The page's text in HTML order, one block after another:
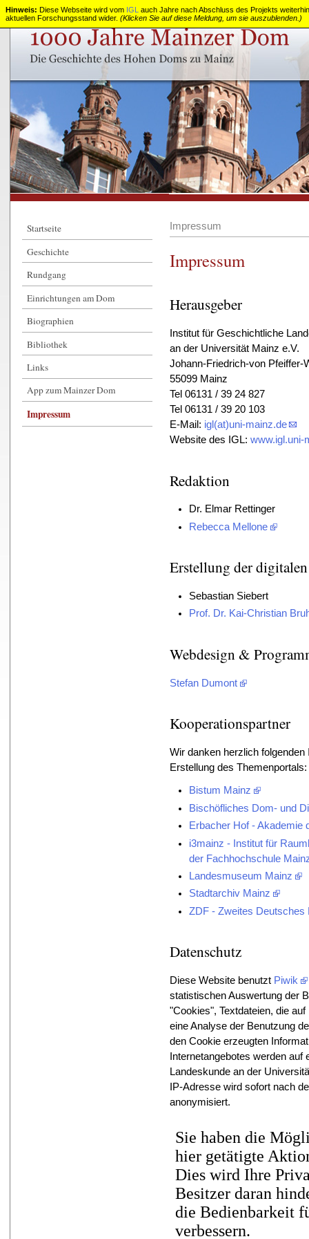
1000
Jahre
Mainzer
Dom
Startseite
Geschichte
Rundgang
Einrichtungen am Dom
Biographien
Bibliothek
Links
App zum Mainzer Dom
Impressum
Impressum
Impressum
Herausgeber
Institut für Geschichtliche
an der Universität Mainz e.V.
Johann-Friedrich-von Pfeiffer-
55099 Mainz
Tel 06131 / 39 24 827
Tel 06131 / 39 20 103
E-Mail: igl(at)uni-mainz.de
Website des IGL:www.igl.uni-
Redaktion
Dr. Elmar Rettinger
Rebecca Mellone
Erstellung der
Sebastian Siebert
Prof. Dr. Kai-Christian
Webdesign &
Stefan Dumont
Kooperationspartner
Wir danken herzlich
Erstellung des Themenportals:
Bistum Mainz
Bischöfliches Dom- und
Erbacher Hof - Akademie
i3mainz - Institut für
der Fachhochschule
Landesmuseum Mainz
Stadtarchiv Mainz
ZDF - Zweites Deutsches
Datenschutz
Diese Website benutzt Piwik
statistischen Auswertung der
"Cookies", Textdateien, die
eine Analyse der Benutzung
den Cookie erzeugten
Internetangebotes werden
Landeskunde an der
IP-Adresse wird sofort nach
anonymisiert.
Hinweis: Diese Webseite wird vom IGL auch Jahre nach Abschluss des Projekts
aktuellen Forschungsstand wider. (Klicken Sie auf diese Meldung, um sie auszublenden.)